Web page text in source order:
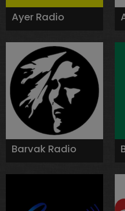
Ayer Radio
Barvak Radio